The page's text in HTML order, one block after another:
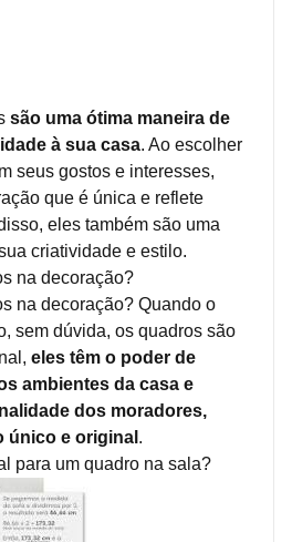
são uma ótima maneira de
à sua casa. Ao escolher
seus gostos e interesses,
que é única e reflete
eles também são uma
criatividade e estilo.
na decoração?
na decoração? Quando o
sem dúvida, os quadros são
eles têm o poder de
ambientes da casa e
dos moradores,
único e original .
para um quadro na sala?